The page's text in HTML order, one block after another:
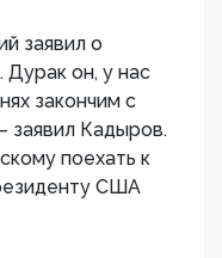
заявил о
Дурак он, у нас
закончим с
заявил Кадыров.
поехать к
США